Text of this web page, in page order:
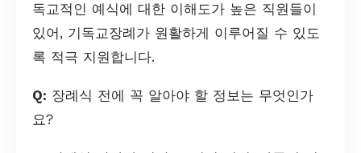
독교적인 예식에 대한 이해도가 높은 직원들이
있어, 기독교장례가 원활하게 이루어질 수 있도
록 적극 지원합니다.
Q: 장례식 전에 꼭 알아야 할 정보는 무엇인가
요?